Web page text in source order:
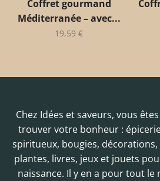
Coffret gourmand
Méditerranée – avec...
19,59 €
Chez Idées et saveurs, vous
trouver votre bonheur :
spiritueux, bougies,
plantes, livres, jeux et jouets
naissance. Il y en a pour tout